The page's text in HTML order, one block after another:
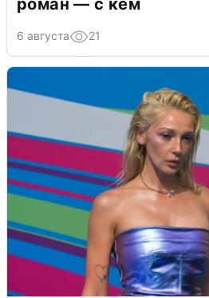
6 августа 21